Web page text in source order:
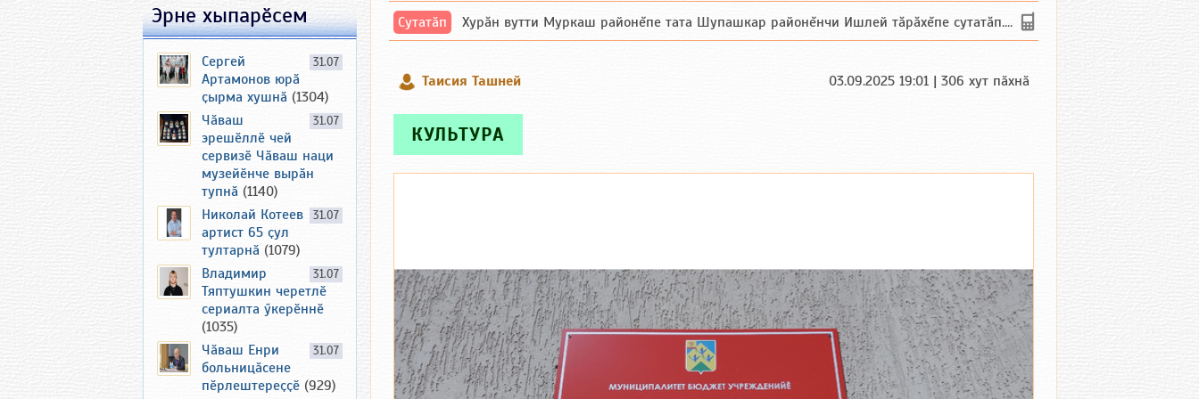
Сутатӑп Хурăн вутти Муркаш районĕпе тата Шупашкар районĕнчи Ишлей тăрăхĕпе сутатăп. Ха...
Таисия Ташней 03.09.2025 19:01 | 306 хут пӑхнӑ
КУЛЬТУРА
Эрне хыпарӗсем
31.07
Сергей
Артамонов юрӑ
ҫырма хушнӑ (1304)
31.07
Чӑваш
эрешӗллӗ чей
сервизӗ Чӑваш наци
музейӗнче вырӑн
тупнӑ (1140)
31.07
Николай Котеев
артист 65 ҫул
тултарнӑ (1079)
31.07
Владимир
Тяптушкин черетлӗ
сериалта ӳкерӗннӗ
(1035)
31.07
Чӑваш Енри
больницӑсене
пӗрлештереҫҫӗ (929)